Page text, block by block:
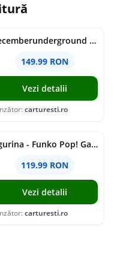
Decemberunderground - Vinyl | AFI
149.99 RON
Vezi detalii
carturesti.ro
Figurina - Funko Pop! Games - Sonic the Hedgehog - Shadow with Dark Chao (Flocked) | Funko
119.99 RON
Vezi detalii
carturesti.ro